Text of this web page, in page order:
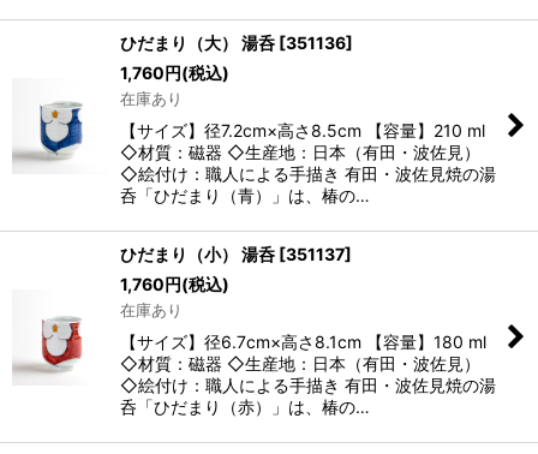
ひだまり（大） 湯呑 [351136]
1,760円(税込)
在庫あり
【サイズ】径7.2cm×高さ8.5cm 【容量】210 ml
◇材質：磁器 ◇生産地：日本（有田・波佐見）
◇絵付け：職人による手描き 有田・波佐見焼の湯
呑「ひだまり（青）」は、椿の…
ひだまり（小） 湯呑 [351137]
1,760円(税込)
在庫あり
【サイズ】径6.7cm×高さ8.1cm 【容量】180 ml
◇材質：磁器 ◇生産地：日本（有田・波佐見）
◇絵付け：職人による手描き 有田・波佐見焼の湯
呑「ひだまり（赤）」は、椿の…